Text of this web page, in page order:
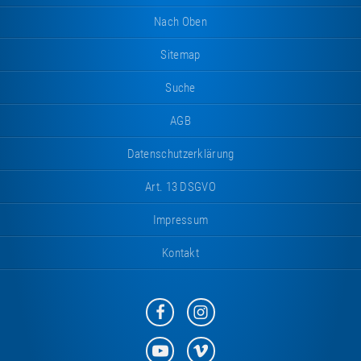
Nach Oben
Sitemap
Suche
AGB
Datenschutzerklärung
Art. 13 DSGVO
Impressum
Kontakt
Eurotramp
auf
Facebook
Eurotramp
auf
Instagram
EurotrampEurotramp